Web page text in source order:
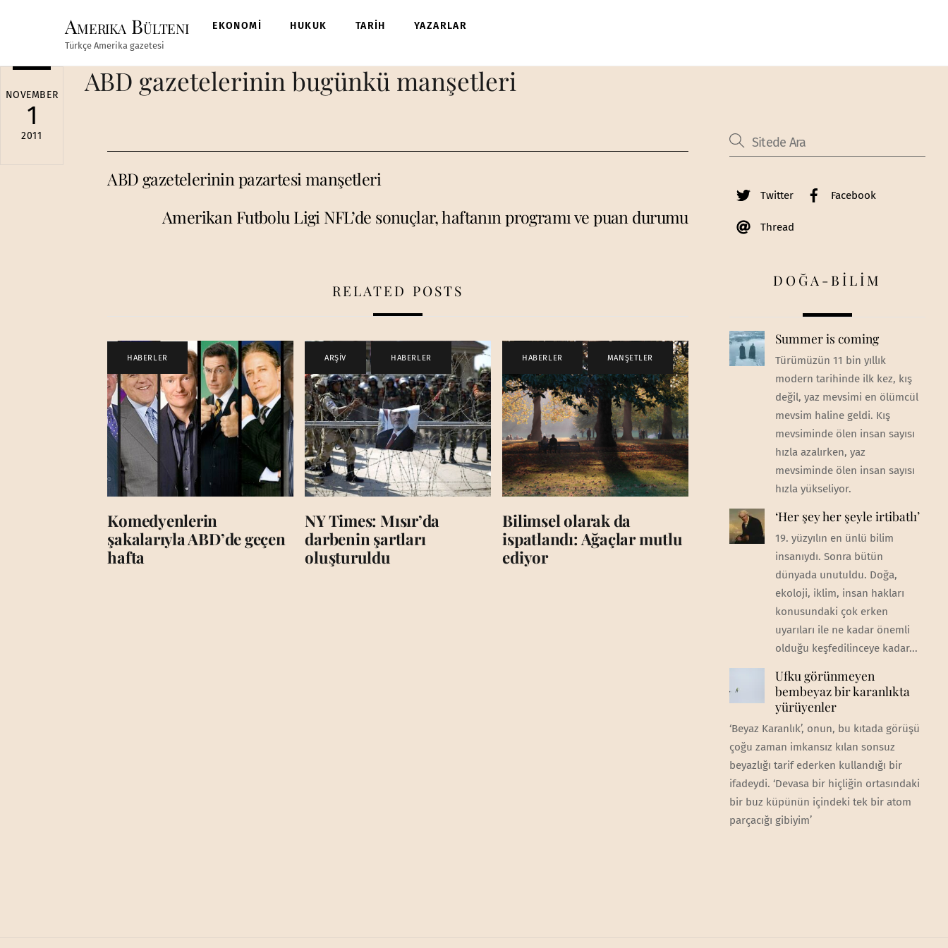
Amerika Bülteni
Türkçe Amerika gazetesi
EKONOMİ HUKUK TARİH YAZARLAR
NOVEMBER
1
2011
ABD gazetelerinin bugünkü manşetleri
ABD gazetelerinin pazartesi manşetleri
Amerikan Futbolu Ligi NFL’de sonuçlar, haftanın programı ve puan durumu
RELATED POSTS
HABERLER
Komedyenlerin
şakalarıyla ABD’de geçen
hafta
ARŞİV , HABERLER
NY Times: Mısır’da
darbenin şartları
oluşturuldu
HABERLER , MANŞETLER
Bilimsel olarak da
ispatlandı: Ağaçlar mutlu
ediyor
Twitter Facebook
Thread
DOĞA-BİLİM
Summer is coming
Türümüzün 11 bin yıllık
modern tarihinde ilk kez, kış
değil, yaz mevsimi en ölümcül
mevsim haline geldi. Kış
mevsiminde ölen insan sayısı
hızla azalırken, yaz
mevsiminde ölen insan sayısı
hızla yükseliyor.
‘Her şey her şeyle irtibatlı’
19. yüzyılın en ünlü bilim
insanıydı. Sonra bütün
dünyada unutuldu. Doğa,
ekoloji, iklim, insan hakları
konusundaki çok erken
uyarıları ile ne kadar önemli
olduğu keşfedilinceye kadar...
Ufku görünmeyen
bembeyaz bir karanlıkta
yürüyenler
‘Beyaz Karanlık’, onun, bu kıtada görüşü
çoğu zaman imkansız kılan sonsuz
beyazlığı tarif ederken kullandığı bir
ifadeydi. ‘Devasa bir hiçliğin ortasındaki
bir buz küpünün içindeki tek bir atom
parçacığı gibiyim’